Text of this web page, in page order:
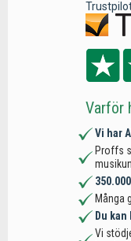
Varför
Vi har
Proffs
Många
Du
Vi